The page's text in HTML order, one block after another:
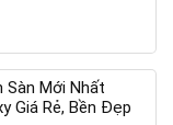
Sàn Mới Nhất
Giá Rẻ, Bền Đẹp